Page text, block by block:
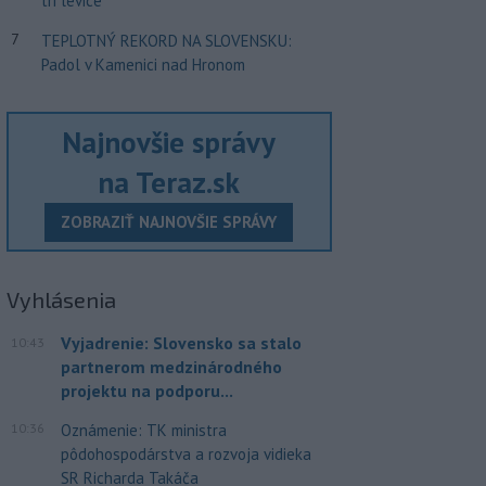
7
TEPLOTNÝ REKORD NA SLOVENSKU:
Padol v Kamenici nad Hronom
Najnovšie správy
na Teraz.sk
ZOBRAZIŤ NAJNOVŠIE SPRÁVY
Vyhlásenia
10:43
Vyjadrenie: Slovensko sa stalo
partnerom medzinárodného
projektu na podporu...
10:36
Oznámenie: TK ministra
pôdohospodárstva a rozvoja vidieka
SR Richarda Takáča